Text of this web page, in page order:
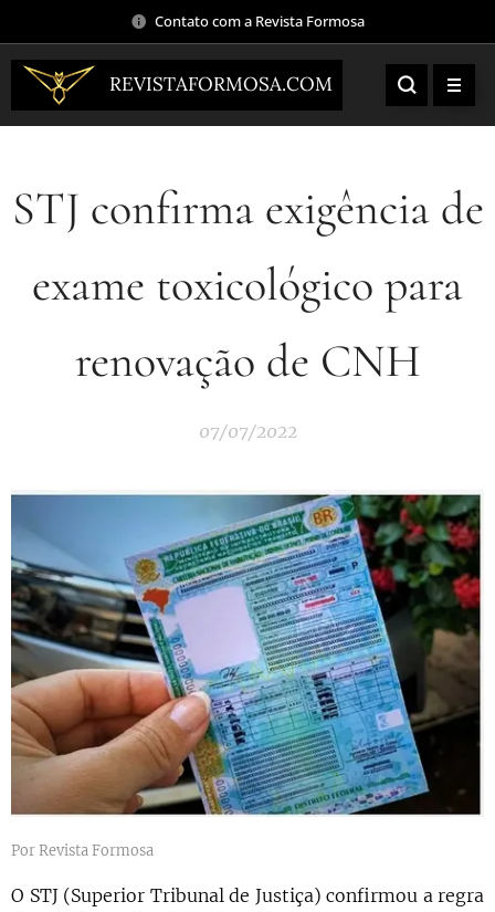
Contato com a Revista Formosa
REVISTAFORMOSA.COM
STJ confirma exigência de
exame toxicológico para
renovação de CNH
07/07/2022
Por Revista Formosa
O STJ (Superior Tribunal de Justiça) confirmou a regra